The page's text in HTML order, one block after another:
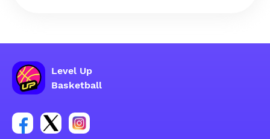
Level Up
Basketball
Poveznica za Facebook grupu
Poveznica za Twitter grupu
Poveznica za Instagram grupu